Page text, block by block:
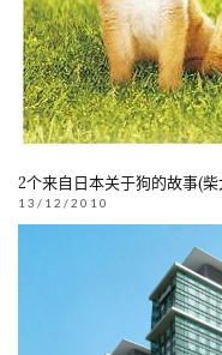
2个来自日本关于狗的故事(
13/12/2010